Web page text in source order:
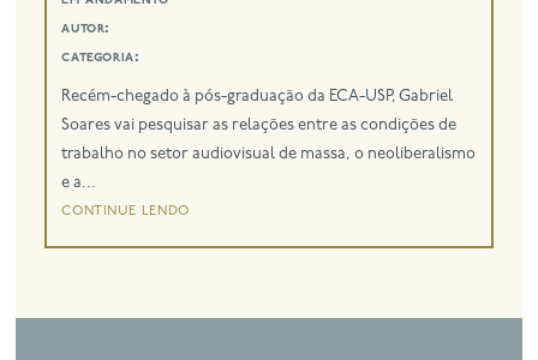
autor:
categoria:
Recém-chegado à pós-graduação da ECA-USP, Gabriel
Soares vai pesquisar as relações entre as condições de
trabalho no setor audiovisual de massa, o neoliberalismo
e a...
continue lendo